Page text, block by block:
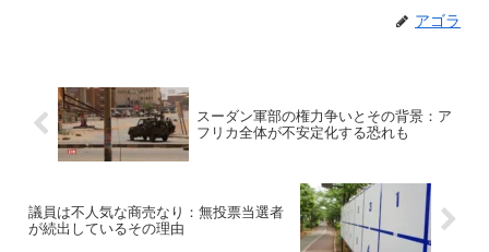
アゴラ
スーダン軍部の権力争いとその背景：ア
フリカ全体が不安定化する恐れも
議員は不人気な商売なり：無投票当選者
が続出しているその理由